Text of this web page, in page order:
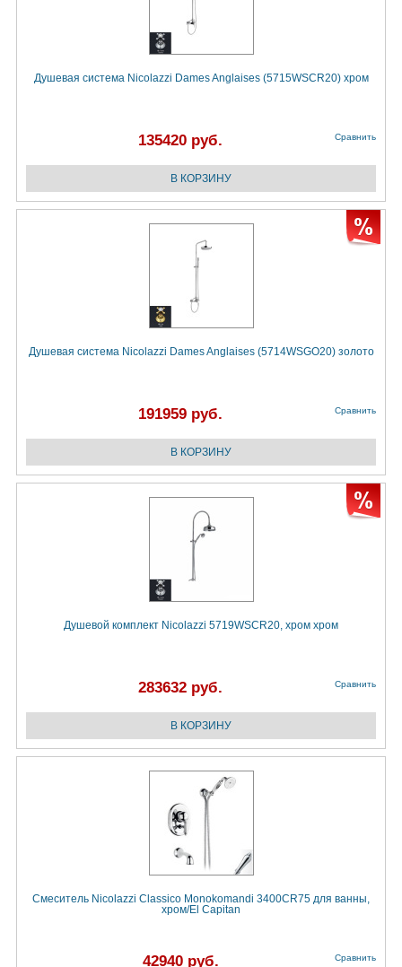
Душевая система Nicolazzi Dames Anglaises (5715WSCR20) хром
135420 руб. Сравнить
Душевая система Nicolazzi Dames Anglaises (5714WSGO20) золото
191959 руб. Сравнить
Душевой комплект Nicolazzi 5719WSCR20, хром хром
283632 руб. Сравнить
Смеситель Nicolazzi Classico Monokomandi 3400CR75 для ванны,
хром/El Capitan
42940 руб. Сравнить